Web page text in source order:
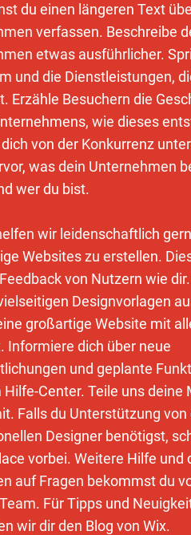
du einen längeren Text
verfassen. Beschreibe
etwas ausführlicher.
und die Dienstleistungen,
Erzähle Besuchern die
wie dieses
von der Konkurrenz
was dein Unternehmen
wer du bist.
wir leidenschaftlich
Websites zu erstellen.
von Nutzern wie
Designvorlagen
großartige Website mit
Informiere dich über neue
und geplante
Hilfe-Center. Teile uns deine
Falls du Unterstützung von
Designer benötigst,
vorbei. Weitere Hilfe und
auf Fragen bekommst du
Für Tipps und
wir dir den Blog von Wix.